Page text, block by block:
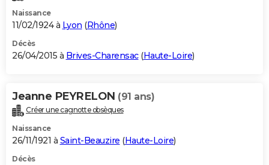
Naissance
11/02/1924 à Lyon (Rhône)
Décès
26/04/2015 à Brives-Charensac(Haute-Loire)
Jeanne PEYRELON (91 ans)
Créer une cagnotte obsèques
Naissance
26/11/1921 à Saint-Beauzire (Haute-Loire)
Décès